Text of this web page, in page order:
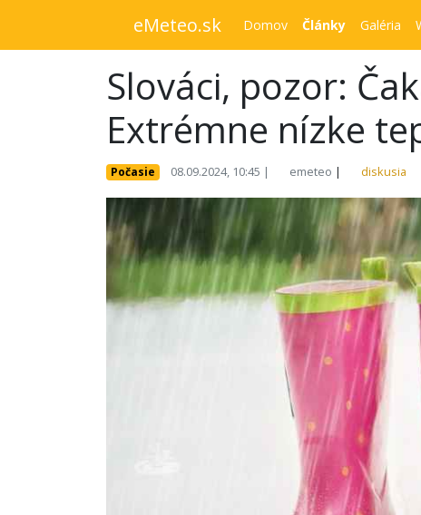
eMeteo.sk Domov Články Galéria
Slováci, pozor:
Extrémne nízke
Počasie 08.09.2024, 10:45 | emeteo | diskusia